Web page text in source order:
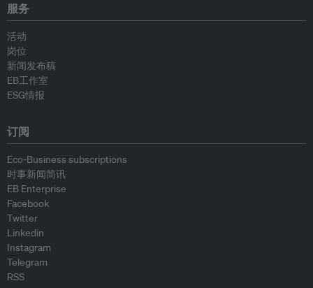
服务
活动
岗位
新闻发布稿
EB工作室
ESG情报
订阅
Eco-Business subscriptions
时事新闻简讯
EB Enterprise
Facebook
Twitter
Linkedin
Instagram
Telegram
RSS